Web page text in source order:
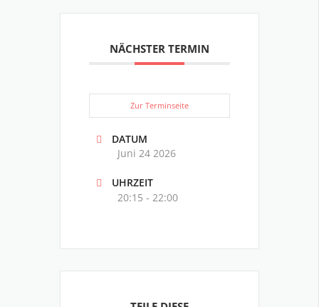
NÄCHSTER TERMIN
Zur Terminseite
DATUM
Juni 24 2026
UHRZEIT
20:15 - 22:00